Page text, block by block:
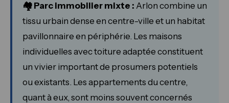
🏘️ Parc immobilier mixte : Arlon combine un
tissu urbain dense en centre-ville et un habitat
pavillonnaire en périphérie. Les maisons
individuelles avec toiture adaptée constituent
un vivier important de prosumers potentiels
ou existants. Les appartements du centre,
quant à eux, sont moins souvent concernés